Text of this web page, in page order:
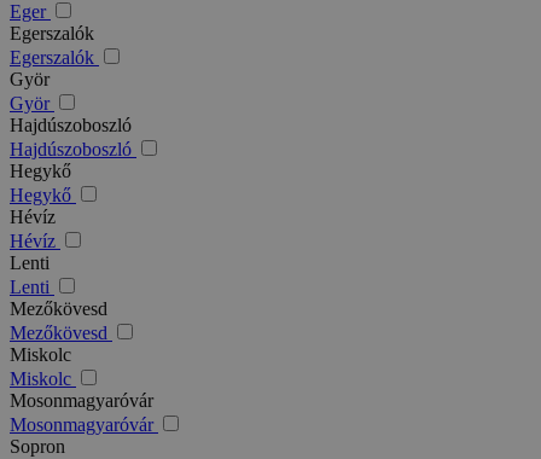
Eger
Egerszalók
Egerszalók
Györ
Györ
Hajdúszoboszló
Hajdúszoboszló
Hegykő
Hegykő
Hévíz
Hévíz
Lenti
Lenti
Mezőkövesd
Mezőkövesd
Miskolc
Miskolc
Mosonmagyaróvár
Mosonmagyaróvár
Sopron